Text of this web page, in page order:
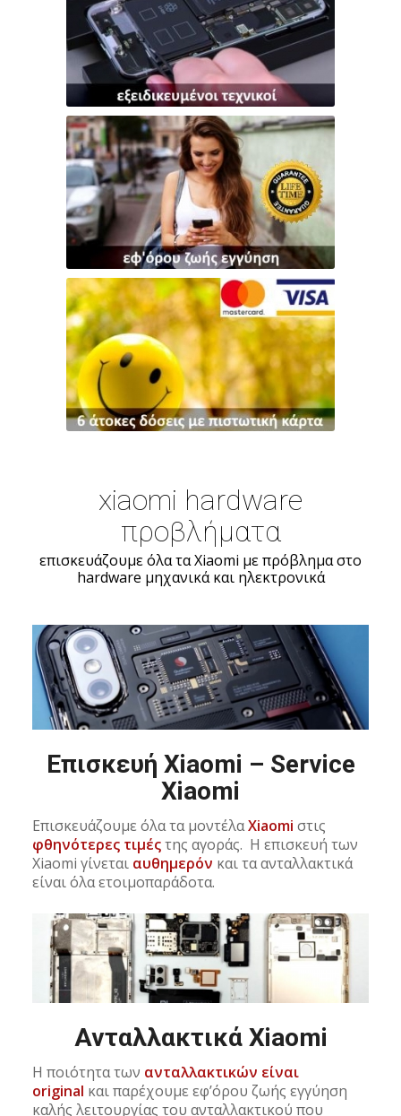
xiaomi hardware
προβλήματα
επισκευάζουμε όλα τα Xiaomi με πρόβλημα στο
hardware μηχανικά και ηλεκτρονικά
Επισκευή Xiaomi – Service
Xiaomi
Επισκευάζουμε όλα τα μοντέλαXiaomi στις
φθηνότερες τιμέςτης αγοράς. Η επισκευή των
Xiaomi γίνεται αυθημερόν και τα ανταλλακτικά
είναι όλα ετοιμοπαράδοτα.
Ανταλλακτικά Xiaomi
Η ποιότητα των ανταλλακτικών είναι
original και παρέχουμε εφ’όρου ζωής εγγύηση
καλής λειτουργίας του ανταλλακτικού που